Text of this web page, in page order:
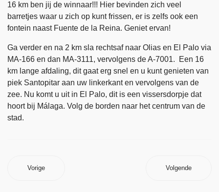
16 km ben jij de winnaar!!! Hier bevinden zich veel
barretjes waar u zich op kunt frissen, er is zelfs ook een
fontein naast Fuente de la Reina. Geniet ervan!
Ga verder en na 2 km sla rechtsaf naar Olias en El Palo via
MA-166 en dan MA-3111, vervolgens de A-7001. Een 16
km lange afdaling, dit gaat erg snel en u kunt genieten van
piek Santopitar aan uw linkerkant en vervolgens van de
zee. Nu komt u uit in El Palo, dit is een vissersdorpje dat
hoort bij Málaga. Volg de borden naar het centrum van de
stad.
Vorige Volgende